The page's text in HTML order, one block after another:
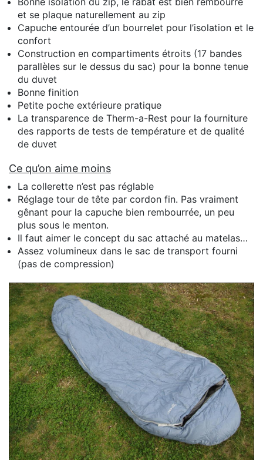
et se plaque naturellement au zip
Capuche entourée d’un bourrelet pour l’isolation et le
confort
Construction en compartiments étroits (17 bandes
parallèles sur le dessus du sac) pour la bonne tenue
du duvet
Bonne finition
Petite poche extérieure pratique
La transparence de Therm-a-Rest pour la fourniture
des rapports de tests de température et de qualité
de duvet
Ce qu’on aime moins
La collerette n’est pas réglable
Réglage tour de tête par cordon fin. Pas vraiment
gênant pour la capuche bien rembourrée, un peu
plus sous le menton.
Il faut aimer le concept du sac attaché au matelas…
Assez volumineux dans le sac de transport fourni
(pas de compression)